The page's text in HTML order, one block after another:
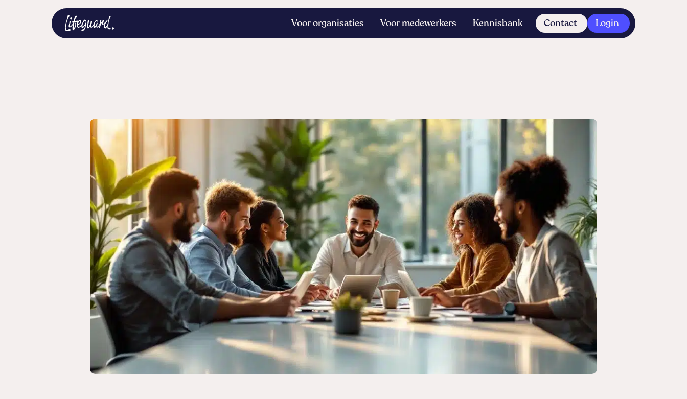
Voor organisaties Voor medewerkers Kennisbank Contact Login